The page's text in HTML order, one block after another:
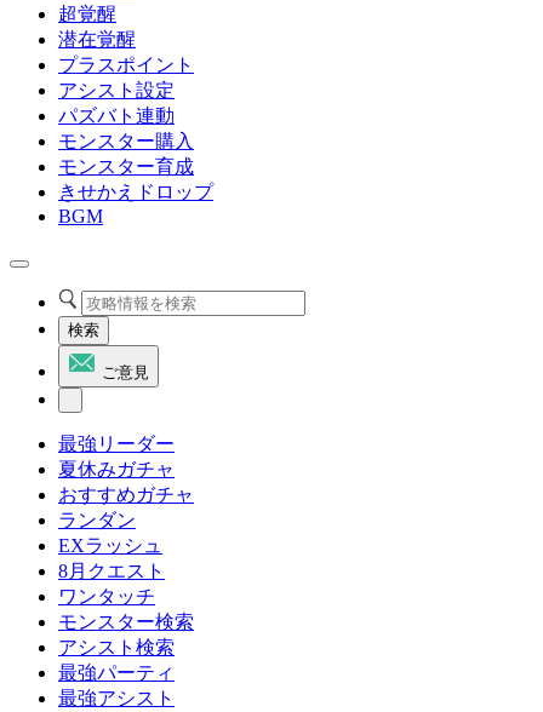
超覚醒
潜在覚醒
プラスポイント
アシスト設定
パズバト連動
モンスター購入
モンスター育成
きせかえドロップ
BGM
検索
ご意見
最強リーダー
夏休みガチャ
おすすめガチャ
ランダン
EXラッシュ
8月クエスト
ワンタッチ
モンスター検索
アシスト検索
最強パーティ
最強アシスト